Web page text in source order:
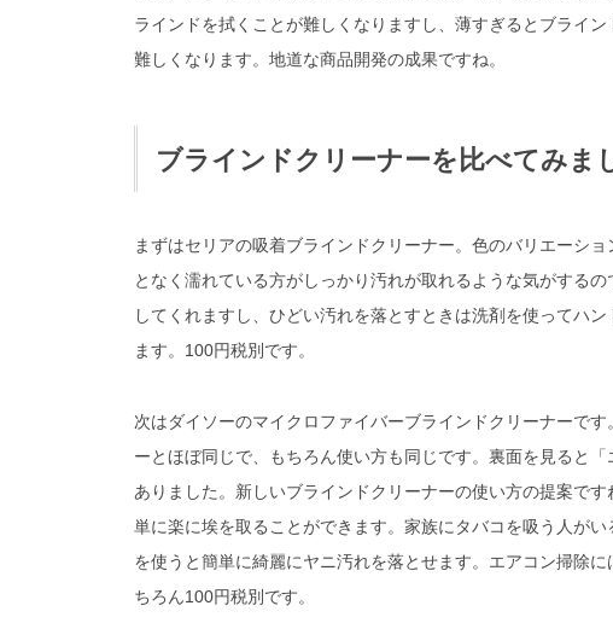
ラインドを拭くことが難しくなりますし、薄すぎるとブライ
難しくなります。地道な商品開発の成果ですね。
ブラインドクリーナーを比べてみま
まずはセリアの吸着ブラインドクリーナー。色のバリエーシ
となく濡れている方がしっかり汚れが取れるような気がする
してくれますし、ひどい汚れを落とすときは洗剤を使ってハ
ます。100円税別です。
次はダイソーのマイクロファイバーブラインドクリーナーで
ーとほぼ同じで、もちろん使い方も同じです。裏面を見ると
ありました。新しいブラインドクリーナーの使い方の提案で
単に楽に埃を取ることができます。家族にタバコを吸う人が
を使うと簡単に綺麗にヤニ汚れを落とせます。エアコン掃除
ちろん100円税別です。